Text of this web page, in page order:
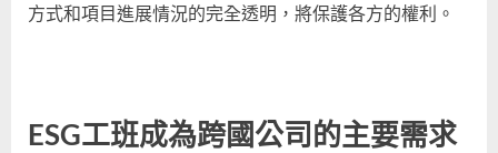
方式和項目進展情況的完全透明，將保護各方的權利。
ESG工班成為跨國公司的主要需求